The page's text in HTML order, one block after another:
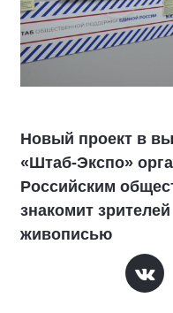
Новый проект в
«Штаб-Экспо»
Российским
знакомит
живописью